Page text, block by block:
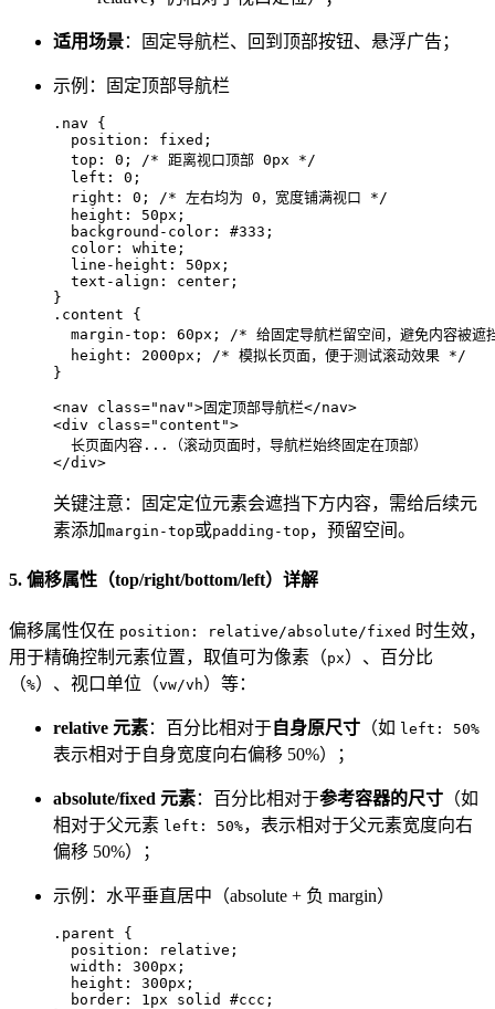
适用场景：固定导航栏、回到顶部按钮、悬浮广告；
示例：固定顶部导航栏
.nav {
position : fixed;
top : 0 ; /* 距离视口顶部 0px */
left : 0 ;
right : 0 ; /* 左右均为 0，宽度铺满视口 */
height : 50px ;
background-color : #333 ;
color : white;
line-height : 50px ;
text-align : center;
.content {
margin-top : 60px ; /* 给固定导航栏留空间，避免内容被
height : 2000px ; /* 模拟长页面，便于测试滚动效果 */
}
<nav class="nav">固定顶部导航栏</nav>
<div class="content">
</div>
关键注意：固定定位元素会遮挡下方内容，需给后续元
素添加margin-top或padding-top ，预留空间。
5. 偏移属性（top/right/bottom/left）详解
偏移属性仅在 position: relative/absolute/fixed 时生效，
用于精确控制元素位置，取值可为像素（px）、百分比
（%）、视口单位（vw/vh）等：
relative 元素：百分比相对于自身原尺寸 （如 left: 50%
表示相对于自身宽度向右偏移 50%）；
absolute/fixed 元素：百分比相对于参考容器的尺寸 （如
相对于父元素 left: 50%，表示相对于父元素宽度向右
偏移 50%）；
示例：水平垂直居中（absolute + 负 margin）
.parent {
position : relative;
width : 300px ;
height : 300px ;
border : 1px solid #ccc ;